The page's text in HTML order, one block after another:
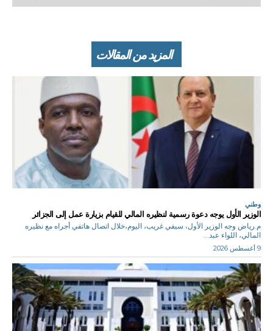
المزيد من المقالات
وطني
الوزير الأول يوجه دعوة رسمية لنظيره المالي للقيام بزيارة عمل إلى الجزائر
م.رياض وجه الوزير الأول، سيفي غريب، اليوم،خلال اتصال هاتفي أجراه مع نظيره
المالي، اللواء عبد...
9 أغسطس 2026